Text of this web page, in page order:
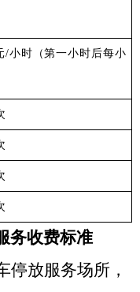
/小时（第一小时后每小
务收费标准
停放服务场所，